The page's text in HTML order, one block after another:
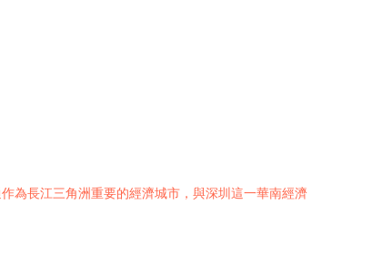
為長江三角洲重要的經濟城市，與深圳這一華南經濟